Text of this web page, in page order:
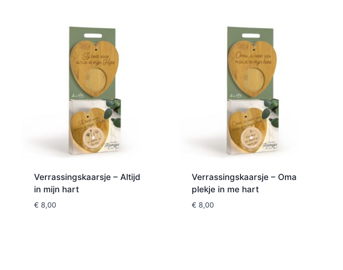
Verrassingskaarsje – Altijd
in mijn hart
€ 8,00
Verrassingskaarsje – Oma
plekje in me hart
€ 8,00